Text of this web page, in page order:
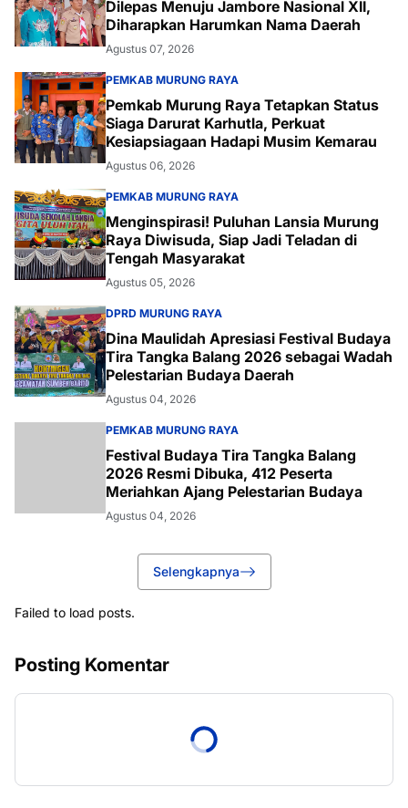
Dilepas Menuju Jambore Nasional XII,
Diharapkan Harumkan Nama Daerah
Agustus 07, 2026
PEMKAB MURUNG RAYA
Pemkab Murung Raya Tetapkan Status
Siaga Darurat Karhutla, Perkuat
Kesiapsiagaan Hadapi Musim Kemarau
Agustus 06, 2026
PEMKAB MURUNG RAYA
Menginspirasi! Puluhan Lansia Murung
Raya Diwisuda, Siap Jadi Teladan di
Tengah Masyarakat
Agustus 05, 2026
DPRD MURUNG RAYA
Dina Maulidah Apresiasi Festival Budaya
Tira Tangka Balang 2026 sebagai Wadah
Pelestarian Budaya Daerah
Agustus 04, 2026
PEMKAB MURUNG RAYA
Festival Budaya Tira Tangka Balang
2026 Resmi Dibuka, 412 Peserta
Meriahkan Ajang Pelestarian Budaya
Agustus 04, 2026
Selengkapnya
Failed to load posts.
Posting Komentar